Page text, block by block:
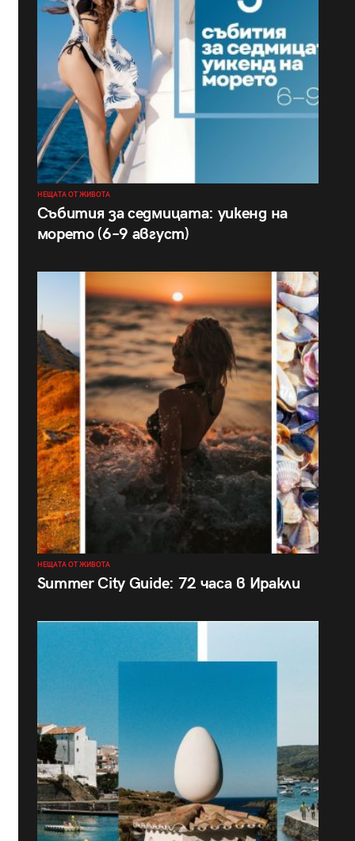
НЕЩАТА ОТ ЖИВОТА
Събития за седмицата: уикенд на
морето (6–9 август)
НЕЩАТА ОТ ЖИВОТА
Summer City Guide: 72 часа в Иракли